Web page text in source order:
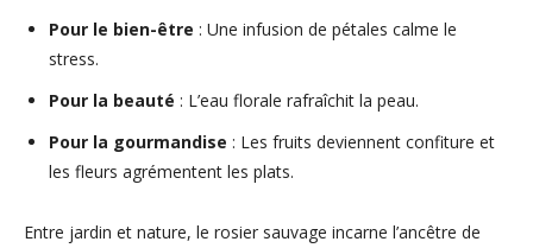
Pour le bien-être : Une infusion de pétales calme le
stress.
Pour la beauté : L’eau florale rafraîchit la peau.
Pour la gourmandise : Les fruits deviennent confiture et
les fleurs agrémentent les plats.
Entre jardin et nature, le rosier sauvage incarne l’ancêtre de